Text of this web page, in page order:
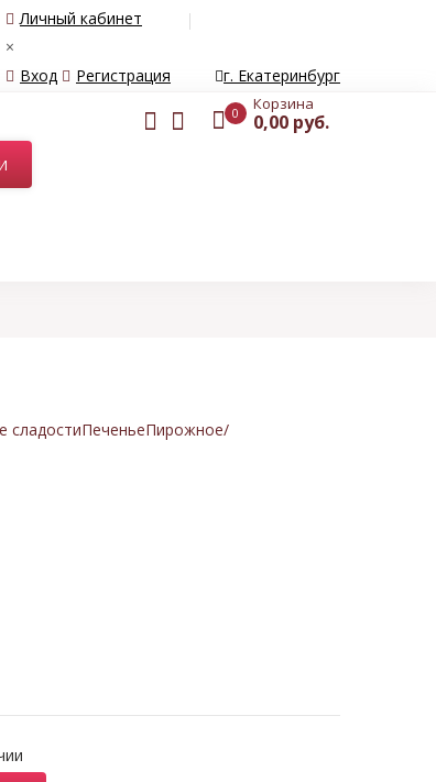
Личный кабинет
×
Вход
Регистрация г. Екатеринбург
0 Корзина
0,00 руб.
сладостиПеченьеПирожное/